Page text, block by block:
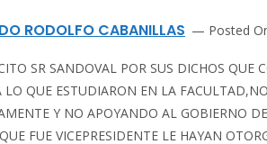
RODOLFO CABANILLAS Posted
SR SANDOVAL POR SUS DICHOS QUE
LO QUE ESTUDIARON EN LA
Y NO APOYANDO AL GOBIERNO
FUE VICEPRESIDENTE LE HAYAN